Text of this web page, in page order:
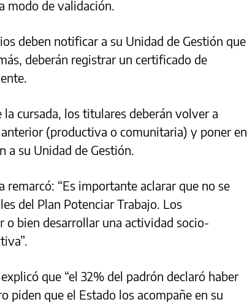
modo de validación.
deben notificar a su Unidad de Gestión que
deberán registrar un certificado de
cursada, los titulares deberán volver a
(productiva o comunitaria) y poner en
a su Unidad de Gestión.
remarcó: “Es importante aclarar que no se
del Plan Potenciar Trabajo. Los
o bien desarrollar una actividad socio-
que “el 32% del padrón declaró haber
piden que el Estado los acompañe en su